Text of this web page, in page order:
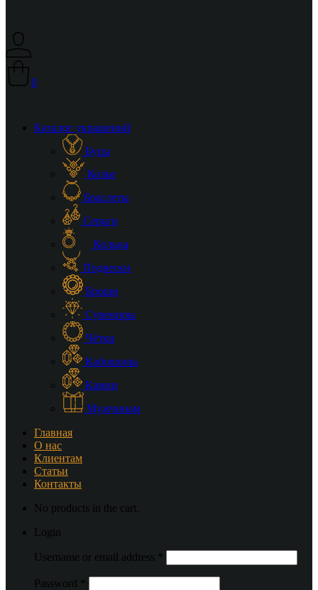
0
Каталог украшений
Бусы
Колье
Браслеты
Серьги
Кольца
Подвески
Броши
Сувениры
Чётки
Кабошоны
Камни
Мужчинам
Главная
О нас
Клиентам
Статьи
Контакты
No products in the cart.
Login
Username or email address
Password